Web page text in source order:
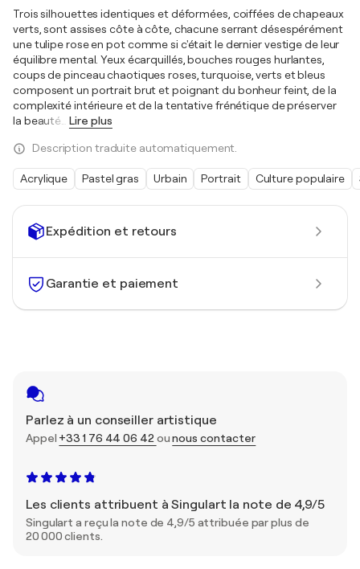
Expédition et retours
Garantie et paiement
Parlez à un conseiller artistique
Appel +33 1 76 44 06 42 ounous contacter
Les clients attribuent à Singulart la note de 4,9/5
Singulart a reçu la note de 4,9/5 attribuée par plus de
20 000 clients.
Trois silhouettes identiques et déformées, coiffées de chapeaux
verts, sont assises côte à côte, chacune serrant désespérément
une tulipe rose en pot comme si c'était le dernier vestige de leur
équilibre mental. Yeux écarquillés, bouches rouges hurlantes,
coups de pinceau chaotiques roses, turquoise, verts et bleus
composent un portrait brut et poignant du bonheur feint, de la
complexité intérieure et de la tentative frénétique de préserver
la beauté
Lire plus
Description traduite automatiquement.
Acrylique Pastel gras Urbain Portrait Culture populaire